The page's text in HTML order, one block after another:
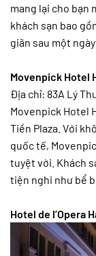
mang lại cho bạn
khách sạn bao
giãn sau một ngày
Movenpick Hotel
Địa chỉ: 83A Lý
Movenpick Hotel
Tiền Plaza. Với
quốc tế,
tuyệt vời. Khách
tiện nghi như bể
Hotel de l’Opera